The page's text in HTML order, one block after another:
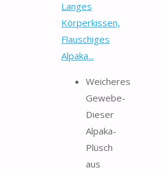
Langes
Körperkissen,
Flauschiges
Alpaka...
Weicheres
Gewebe-
Dieser
Alpaka-
Plüsch
aus